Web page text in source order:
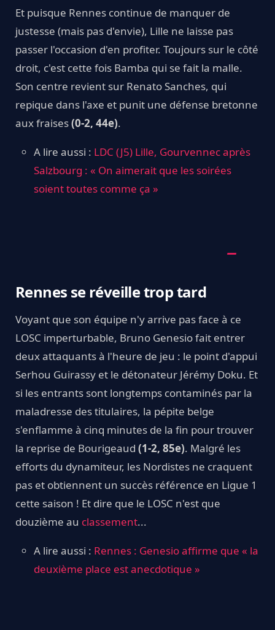
Et puisque Rennes continue de manquer de
justesse (mais pas d'envie), Lille ne laisse pas
passer l'occasion d'en profiter. Toujours sur le côté
droit, c'est cette fois Bamba qui se fait la malle.
Son centre revient sur Renato Sanches, qui
repique dans l'axe et punit une défense bretonne
aux fraises(0-2, 44e).
A lire aussi : LDC (J5) Lille, Gourvennec après
Salzbourg : « On aimerait que les soirées
soient toutes comme ça »
Rennes se réveille trop tard
Voyant que son équipe n'y arrive pas face à ce
LOSC imperturbable, Bruno Genesio fait entrer
deux attaquants à l'heure de jeu : le point d'appui
Serhou Guirassy et le détonateur Jérémy Doku. Et
si les entrants sont longtemps contaminés par la
maladresse des titulaires, la pépite belge
s'enflamme à cinq minutes de la fin pour trouver
la reprise de Bourigeaud (1-2, 85e). Malgré les
efforts du dynamiteur, les Nordistes ne craquent
pas et obtiennent un succès référence en Ligue 1
cette saison ! Et dire que le LOSC n'est que
douzième au classement...
A lire aussi : Rennes : Genesio affirme que « la
deuxième place est anecdotique »